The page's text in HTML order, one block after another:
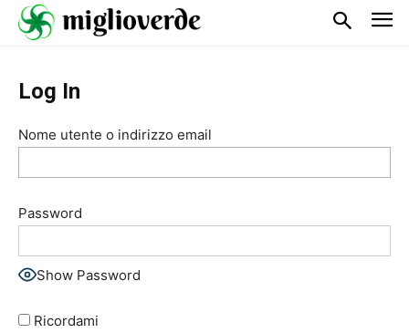
Log In
Nome utente o indirizzo email
Password
Show Password
Ricordami